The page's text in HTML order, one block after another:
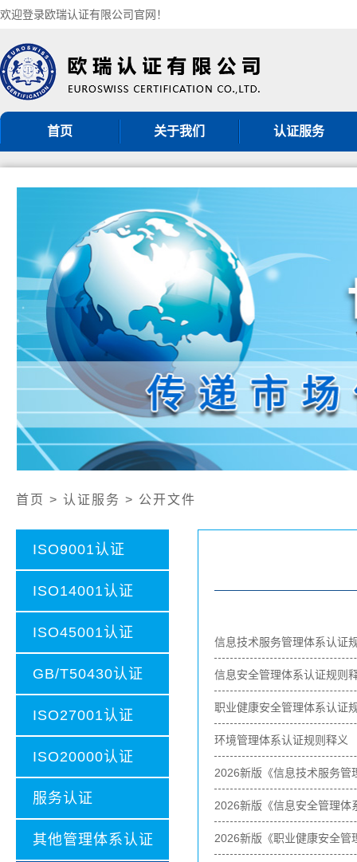
欢迎登录欧瑞认证有限公司官网！
首页 关于我们
机构简介
认证机构批准书
CNAS认可证书
认证服务
ISO9001认证
ISO27001认证
其他管理体系认证
公开文件
认证证书样本
认证业务范围
社会责任报告
首页 > 认证服务 > 公开文件
ISO9001认证
ISO14001认证
ISO45001认证
GB/T50430认证
ISO27001认证
ISO20000认证
服务认证
其他管理体系认证
信息技术服务管理体系认证
信息安全管理体系认证规则
职业健康安全管理体系认证
环境管理体系认证规则释义
2026新版《信息技术服务管
2026新版《信息安全管理体
2026新版《职业健康安全管